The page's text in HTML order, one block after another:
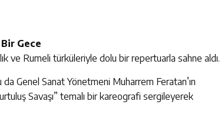
Gece
ve Rumeli türküleriyle dolu bir repertuarla sahne aldı.
Genel Sanat Yönetmeni Muharrem Feratan’ın
Savaşı” temalı bir kareografi sergileyerek